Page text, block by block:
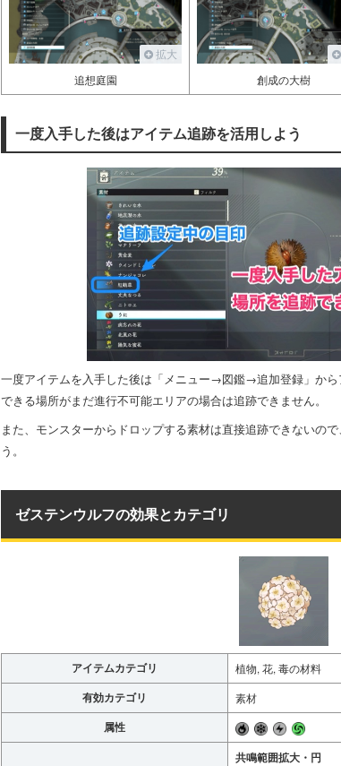
拡大
追想庭園 創成の大樹
一度入手した後はアイテム追跡を活用しよう
一度アイテムを入手した後は「メニュー→図鑑→追加登録」か
できる場所がまだ進行不可能エリアの場合は追跡できません。
また、モンスターからドロップする素材は直接追跡できないの
う。
ゼステンウルフの効果とカテゴリ
アイテムカテゴリ 植物, 花, 毒の材料
有効カテゴリ 素材
属性
共鳴範囲拡大・円